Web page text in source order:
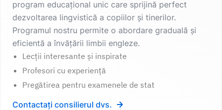
program educațional unic care sprijină perfect
dezvoltarea lingvistică a copiilor și tinerilor.
Programul nostru permite o abordare graduală și
eficientă a învățării limbii engleze.
Lecții interesante și inspirate
Profesori cu experiență
Pregătirea pentru examenele de stat
Contactați consilierul dvs.